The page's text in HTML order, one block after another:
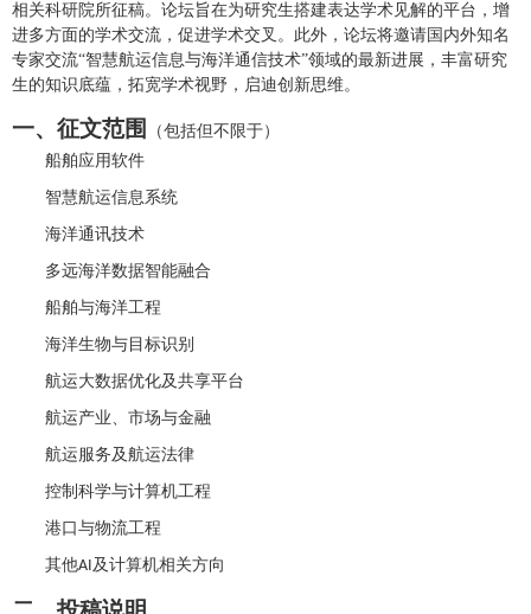
相关科研院所征稿。论坛旨在为研究生搭建表达学术见解的平台，增
进多方面的学术交流，促进学术交叉。此外，论坛将邀请国内外知名
专家交流“智慧航运信息与海洋通信技术”领域的最新进展，丰富研究
生的知识底蕴，拓宽学术视野，启迪创新思维。
一、征文范围
（包括但不限于）
船舶应用软件
智慧航运信息系统
海洋通讯技术
多远海洋数据智能融合
船舶与海洋工程
海洋生物与目标识别
航运大数据优化及共享平台
航运产业、市场与金融
航运服务及航运法律
控制科学与计算机工程
港口与物流工程
其他AI及计算机相关方向